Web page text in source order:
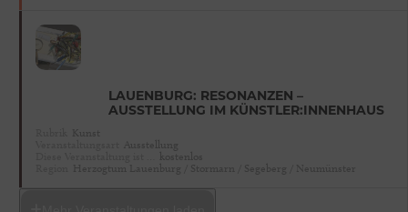
LAUENBURG: RESONANZEN –
AUSSTELLUNG IM KÜNSTLER:INNENHAUS